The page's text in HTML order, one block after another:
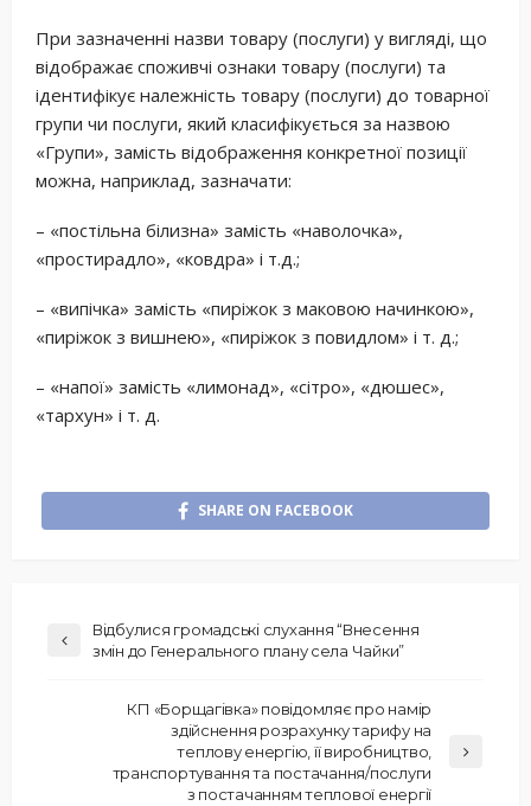
При зазначенні назви товару (послуги) у вигляді, що
відображає споживчі ознаки товару (послуги) та
ідентифікує належність товару (послуги) до товарної
групи чи послуги, який класифікується за назвою
«Групи», замість відображення конкретної позиції
можна, наприклад, зазначати:
– «постільна білизна» замість «наволочка»,
«простирадло», «ковдра» і т.д.;
– «випічка» замість «пиріжок з маковою начинкою»,
«пиріжок з вишнею», «пиріжок з повидлом» і т. д.;
– «напої» замість «лимонад», «сітро», «дюшес»,
«тархун» і т. д.
SHARE ON FACEBOOK
Відбулися громадські слухання “Внесення
змін до Генерального плану села Чайки”
КП «Борщагівка» повідомляє про намір
здійснення розрахунку тарифу на
теплову енергію, її виробництво,
транспортування та постачання/послуги
з постачанням теплової енергії